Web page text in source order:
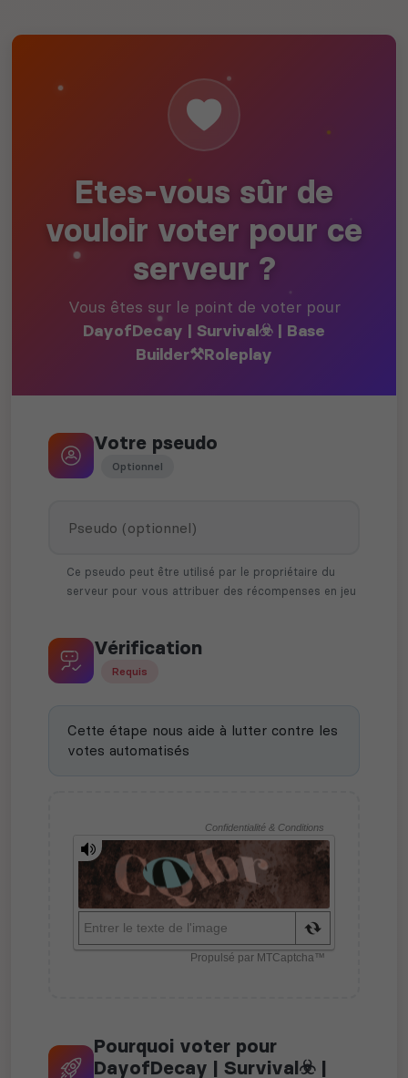
Etes-vous sûr de
vouloir voter pour ce
serveur ?
Vous êtes sur le point de voter pour
DayofDecay | Survival☣️ | Base
Builder⚒️Roleplay
Votre pseudo
Optionnel
Ce pseudo peut être utilisé par le propriétaire du
serveur pour vous attribuer des récompenses en jeu
Vérification
Requis
Cette étape nous aide à lutter contre les
votes automatisés
Pourquoi voter pour
DayofDecay | Survival☣️ |